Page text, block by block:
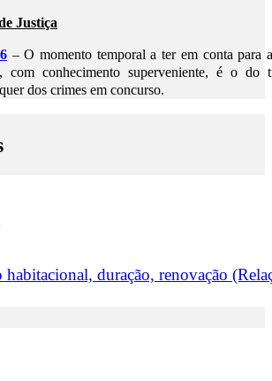
Justiça
– O momento temporal a ter em conta para
com conhecimento superveniente, é o do
dos crimes em concurso.
habitacional, duração, renovação